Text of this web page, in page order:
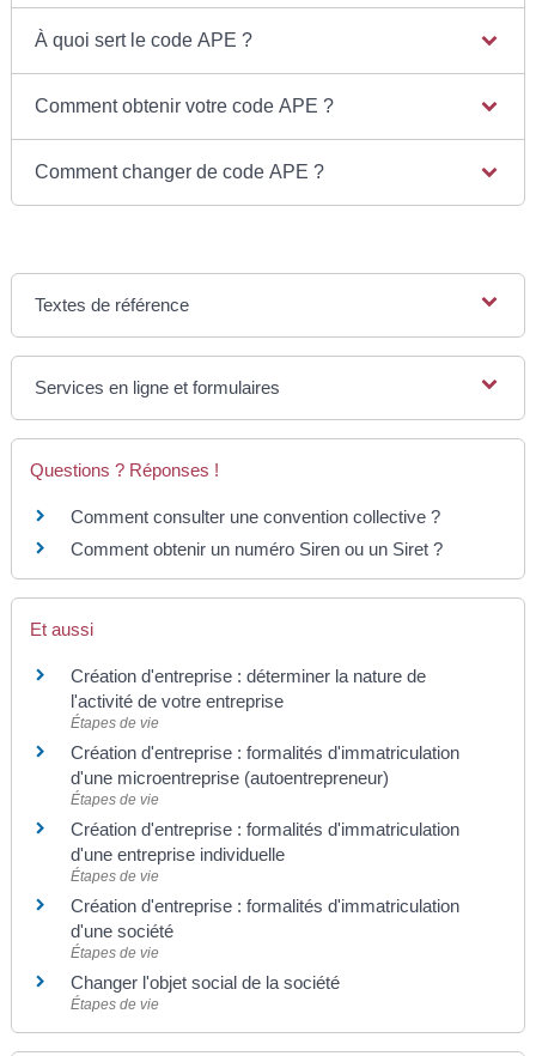
À quoi sert le code APE ?
Comment obtenir votre code APE ?
Comment changer de code APE ?
Textes de référence
Services en ligne et formulaires
Questions ? Réponses !
Comment consulter une convention collective ?
Comment obtenir un numéro Siren ou un Siret ?
Et aussi
Création d'entreprise : déterminer la nature de
l'activité de votre entreprise
Étapes de vie
Création d'entreprise : formalités d'immatriculation
d'une microentreprise (autoentrepreneur)
Étapes de vie
Création d'entreprise : formalités d'immatriculation
d'une entreprise individuelle
Étapes de vie
Création d'entreprise : formalités d'immatriculation
d'une société
Étapes de vie
Changer l'objet social de la société
Étapes de vie